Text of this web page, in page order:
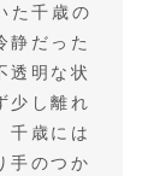
た千歳の
静だった
透明な状
少し離れ
千歳には
手のつか